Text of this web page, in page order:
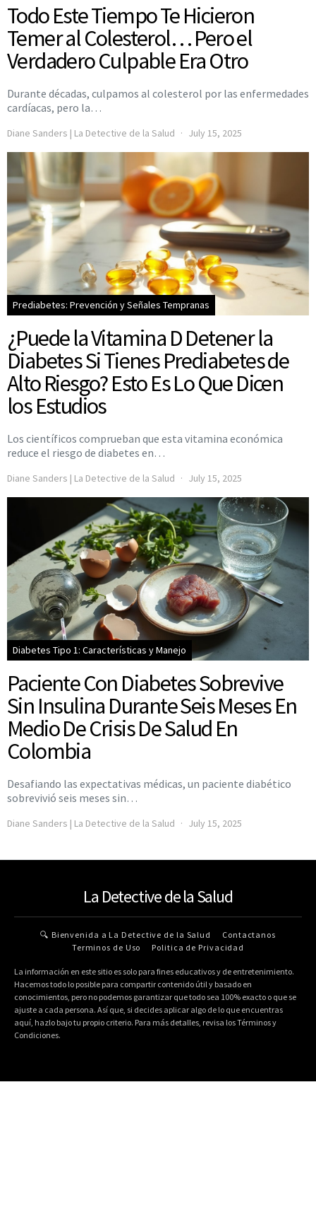
Todo Este Tiempo Te Hicieron
Temer al Colesterol… Pero el
Verdadero Culpable Era Otro
Durante décadas, culpamos al colesterol por las enfermedades
cardíacas, pero la…
Diane Sanders | La Detective de la Salud July 15, 2025
Prediabetes: Prevención y Señales Tempranas
¿Puede la Vitamina D Detener la
Diabetes Si Tienes Prediabetes de
Alto Riesgo? Esto Es Lo Que Dicen
los Estudios
Los científicos comprueban que esta vitamina económica
reduce el riesgo de diabetes en…
Diane Sanders | La Detective de la Salud July 15, 2025
Diabetes Tipo 1: Características y Manejo
Paciente Con Diabetes Sobrevive
Sin Insulina Durante Seis Meses En
Medio De Crisis De Salud En
Colombia
Desafiando las expectativas médicas, un paciente diabético
sobrevivió seis meses sin…
Diane Sanders | La Detective de la Salud July 15, 2025
La Detective de la Salud
🔍 Bienvenida a La Detective de la Salud
Contactanos
Terminos de Uso
Politica de Privacidad
La información en este sitio es solo para fines educativos y de entretenimiento.
Hacemos todo lo posible para compartir contenido útil y basado en
conocimientos, pero no podemos garantizar que todo sea 100% exacto o que se
ajuste a cada persona. Así que, si decides aplicar algo de lo que encuentras
aquí, hazlo bajo tu propio criterio. Para más detalles, revisa los Términos y
Condiciones.